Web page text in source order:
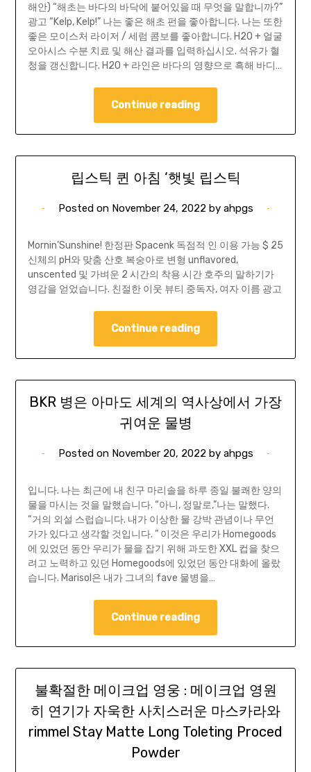
해안) “해초는 바다의 바닥에 붙어있을 때 무엇을 말합니까?”
광고 “Kelp, Kelp!” 나는 좋은 해초 펀을 좋아합니다. 나는 또한
좋은 모이스처 라이저 / 세럼 콤보를 좋아합니다. H2O + 얼굴
오아시스 수분 치료 및 해산 결과를 입력하십시오. 석유가 혈
청을 갱신합니다. H2O + 라인은 바다의 영향으로 흑해 바디…
Continue reading
립스틱 퀸 아침 ‘햇빛 립스틱
Posted on November 24, 2022 by ahpgs
Mornin’Sunshine! 한정판 Spacenk 독점적 인 이용 가능 $ 25
신체의 pH와 맞춤 산호 복숭아로 변형 unflavored,
unscented 및 가벼운 2 시간의 착용 시간 호주의 말하기가
영감을 얻었습니다. 친절한 이웃 뷰티 중독자, 여자 이름 광고
Continue reading
BKR 병은 아마도 세계의 역사상에서 가장
귀여운 물병
Posted on November 20, 2022 by ahpgs
입니다. 나는 최근에 내 친구 마리솔을 하루 종일 불쾌한 양의
물을 마시는 것을 말했습니다. “아니, 정말로,”나는 말했다.
“거의 외설 스럽습니다. 내가 이상한 물 강박 관념이나 무언
가가 있다고 생각할 것입니다. ” 이것은 우리가 Homegoods
에 있었던 동안 우리가 물을 잡기 위해 과도한 XXL 컵을 찾으
려고 노력하고 있던 Homegoods에 있었던 동안 대화에 올랐
습니다. Marisol은 내가 그녀의 fave 물병을…
Continue reading
불확절한 메이크업 영웅 : 메이크업 영원
히 연기가 자욱한 사치스러운 마스카라와
rimmel Stay Matte Long Toleting Proced
Powder